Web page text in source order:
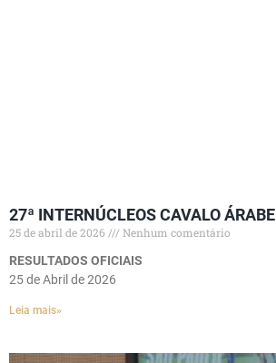
27ª INTERNÚCLEOS CAVALO ÁRABE
25 de abril de 2026
Nenhum comentário
RESULTADOS OFICIAIS
25 de Abril de 2026
Leia mais»